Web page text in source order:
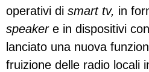
operativi di smart tv, in
speakere in dispositivi
lanciato una nuova
fruizione delle radio locali